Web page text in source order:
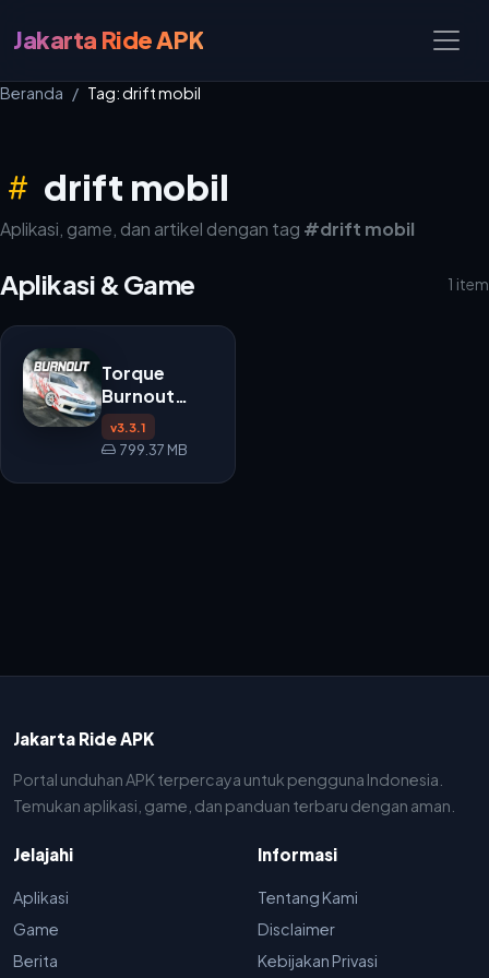
Jakarta Ride APK
Beranda Tag: drift mobil
drift mobil
Aplikasi, game, dan artikel dengan tag #drift mobil
Aplikasi & Game 1 item
Torque
Burnout
APK
v3.3.1
799.37 MB
Jakarta Ride APK
Portal unduhan APK terpercaya untuk pengguna Indonesia.
Temukan aplikasi, game, dan panduan terbaru dengan aman.
Jelajahi
Aplikasi
Game
Berita
Informasi
Tentang Kami
Disclaimer
Kebijakan Privasi